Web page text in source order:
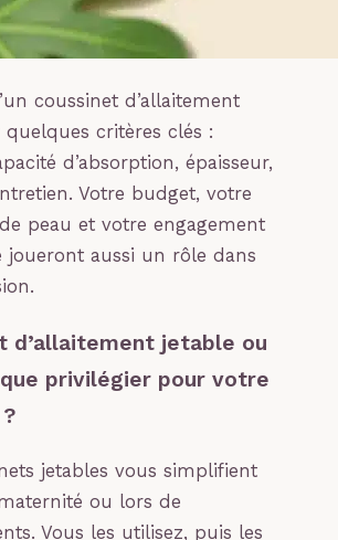
coussinet d’allaitement
quelques critères clés :
d’absorption, épaisseur,
Votre budget, votre
peau et votre engagement
joueront aussi un rôle dans
d’allaitement jetable ou
privilégier pour votre
jetables vous simplifient
ou lors de
Vous les utilisez, puis les